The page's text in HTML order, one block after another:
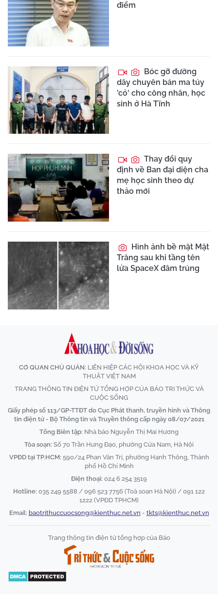
điểm
Bóc gỡ đường
dây chuyên bán ma túy
'cỏ' cho công nhân, học
sinh ở Hà Tĩnh
Thay đổi quy
định về Ban đại diện cha
mẹ học sinh theo dự
thảo mới
Hình ảnh bề mặt Mặt
Trăng sau khi tầng tên
lửa SpaceX đâm trúng
CƠ QUAN CHỦ QUẢN: LIÊN HIỆP CÁC HỘI KHOA HỌC VÀ KỸ
THUẬT VIỆT NAM
TRANG THÔNG TIN ĐIỆN TỬ TỔNG HỢP CỦA BÁO TRI THỨC VÀ
CUỘC SỐNG
Giấy phép số 113/GP-TTĐT do Cục Phát thanh, truyền hình và Thông
tin điện tử - Bộ Thông tin và Truyền thông cấp ngày 08/07/2021
Tổng Biên tập: Nhà báo Nguyễn Thị Mai Hương
Tòa soạn: Số 70 Trần Hưng Đạo, phường Cửa Nam, Hà Nội
VPĐD tại TP.HCM: 590/24 Phan Văn Trị, phường Hạnh Thông, Thành
phố Hồ Chí Minh
Điện thoại: 024 6 254 3519
Hotline: 035 249 5588 / 096 523 7756 (Toà soạn Hà Nội) / 091 122
1222 (VPĐD TPHCM)
Email: baotrithuccuocsong@kienthuc.net.vn - tkts@kienthuc.net.vn
Trang thông tin điện tử tổng hợp của Báo